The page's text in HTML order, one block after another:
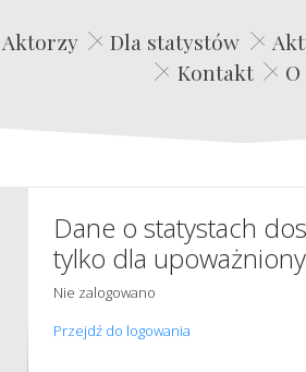
Aktorzy Dla statystów
Kontakt
Dane o statystach
tylko dla
Nie zalogowano
Przejdź do logowania